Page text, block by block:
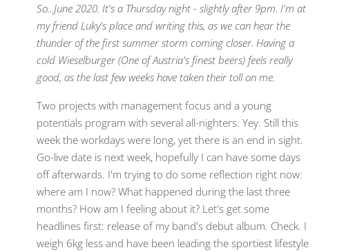
So...June 2020. It's a Thursday night - slightly after 9pm. I'm at
my friend Luky's place and writing this, as we can hear the
thunder of the first summer storm coming closer. Having a
cold Wieselburger (One of Austria's finest beers) feels really
good, as the last few weeks have taken their toll on me.
Two projects with management focus and a young
potentials program with several all-nighters. Yey. Still this
week the workdays were long, yet there is an end in sight.
Go-live date is next week, hopefully I can have some days
off afterwards. I'm trying to do some reflection right now:
where am I now? What happened during the last three
months? How am I feeling about it? Let's get some
headlines first: release of my band's debut album. Check. I
weigh 6kg less and have been leading the sportiest lifestyle